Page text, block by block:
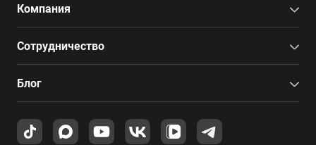
Компания
Сотрудничество
Блог